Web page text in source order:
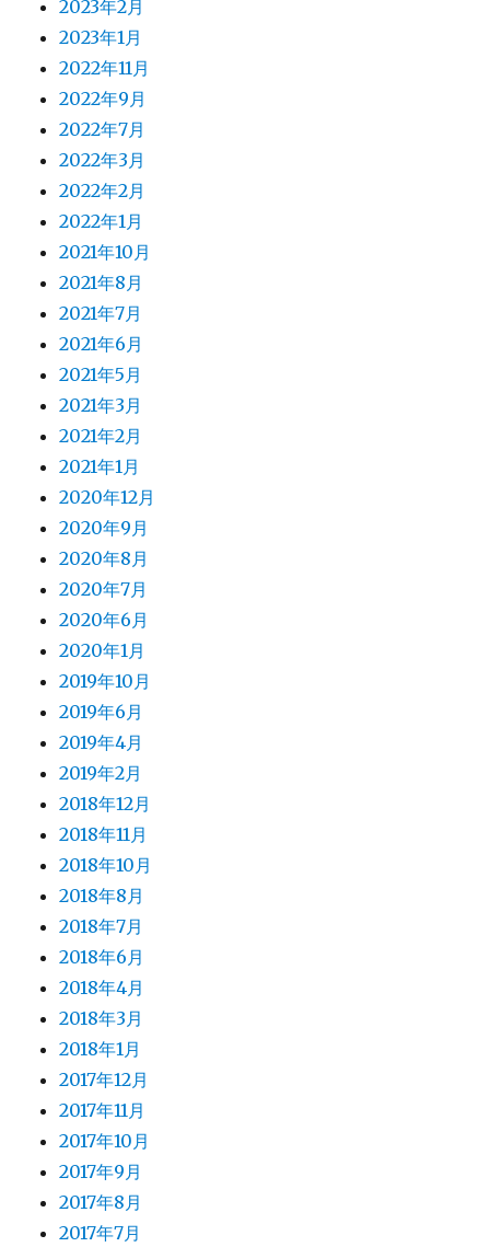
2023年2月
2023年1月
2022年11月
2022年9月
2022年7月
2022年3月
2022年2月
2022年1月
2021年10月
2021年8月
2021年7月
2021年6月
2021年5月
2021年3月
2021年2月
2021年1月
2020年12月
2020年9月
2020年8月
2020年7月
2020年6月
2020年1月
2019年10月
2019年6月
2019年4月
2019年2月
2018年12月
2018年11月
2018年10月
2018年8月
2018年7月
2018年6月
2018年4月
2018年3月
2018年1月
2017年12月
2017年11月
2017年10月
2017年9月
2017年8月
2017年7月